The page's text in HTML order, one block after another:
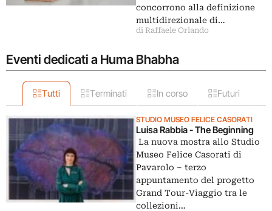
concorrono alla definizione
multidirezionale di…
di Raffaele Orlando
Eventi dedicati a Huma Bhabha
Tutti Terminati In corso Futuri
STUDIO MUSEO FELICE CASORATI
Luisa Rabbia - The Beginning
La nuova mostra allo Studio
Museo Felice Casorati di
Pavarolo – terzo
appuntamento del progetto
Grand Tour-Viaggio tra le
collezioni…